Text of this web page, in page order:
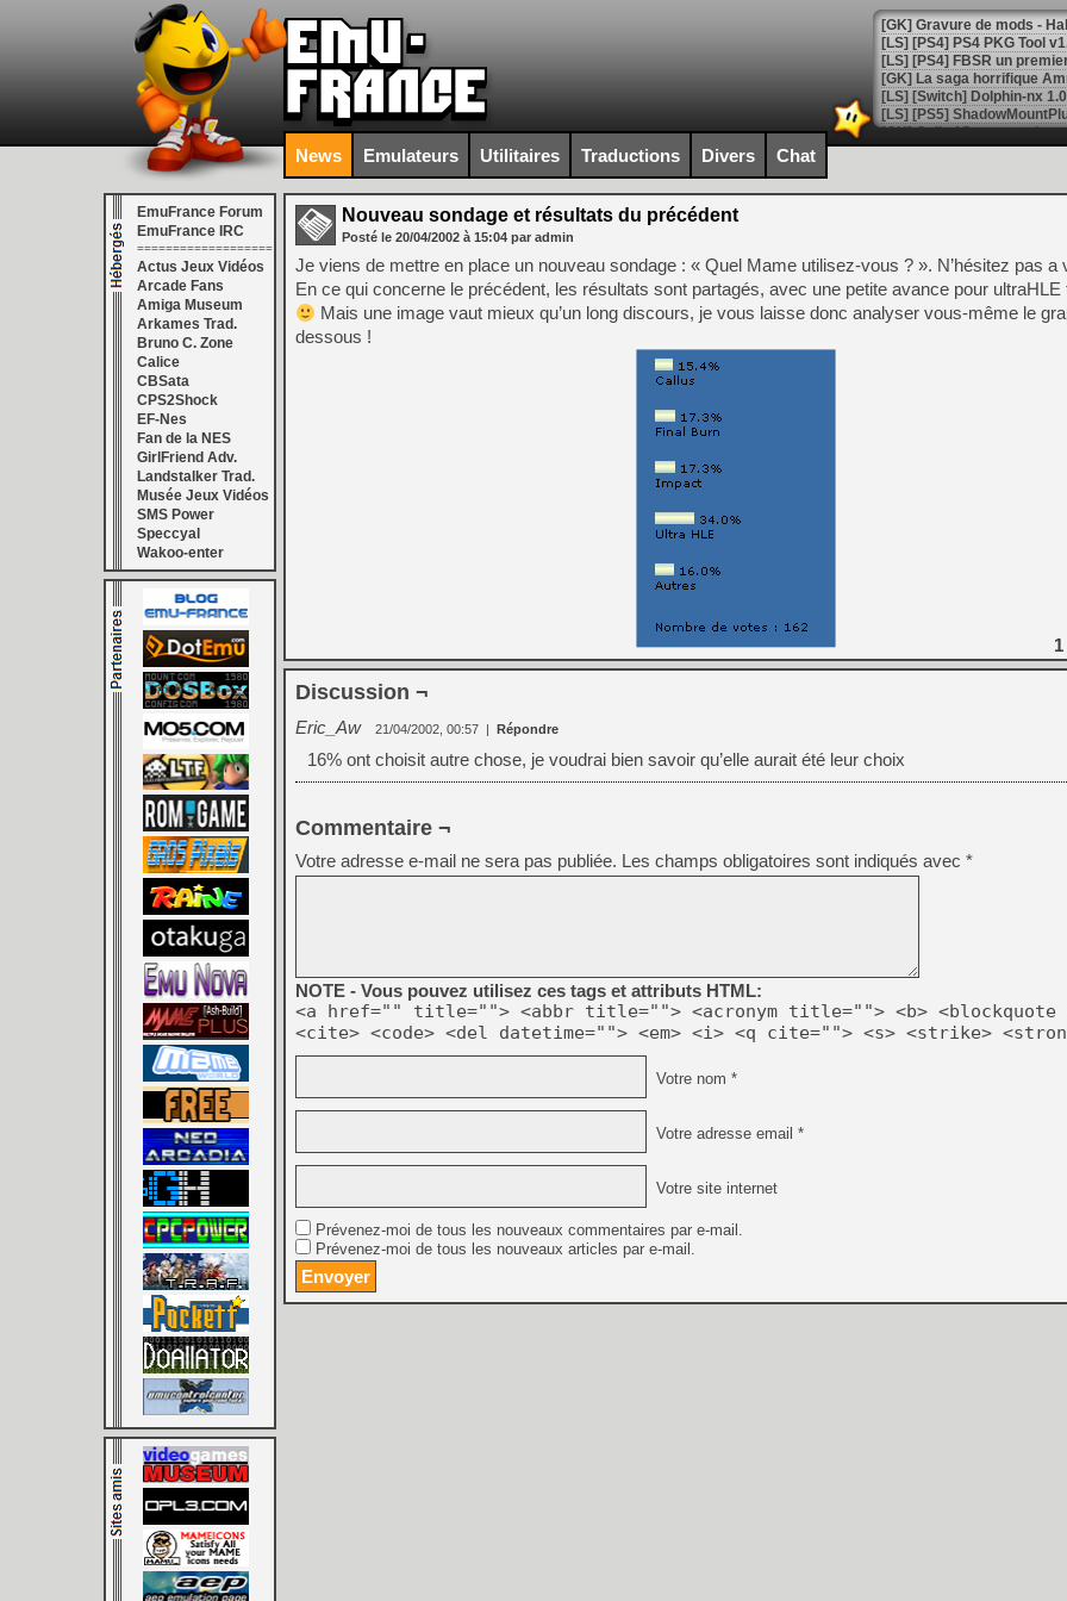
[GK] La saga horrifique
[GK] Le portage de Super
[Mo5] Le jeu de course
[GK] Guillermo del Toro
[GK] Mistfall Hunter : déjà
[GK] Wo Long 2 évolue
[GK] Crossfire : un TPS à
[LS] [PS5] Premiers
[Mo5] DOOM arrive en
[GK] Bethesda fête les 30
[GK] Roblox : l'action en
[GK] Agenda - GeForce
[LS] [PS5] ps5-y2jb-
[GK] Pourquoi Marvel
[GK] Test : Restory : Chill
[GK] GTA 6 : Rockstar
[GK] Hot Wheels Infinite
[GK] Mémoire cash -
[GK] Résultats Nintendo :
[GK] Déjà des
[Mo5] Brickboy cherche à
[GK] Minecraft et ses «
[GK] Beast of
News Emulateurs Utilitaires Traductions Divers Chat
EmuFrance Forum
EmuFrance IRC
===================
Actus Jeux Vidéos
Arcade Fans
Amiga Museum
Arkames Trad.
Bruno C. Zone
Calice
CBSata
CPS2Shock
EF-Nes
Fan de la NES
GirlFriend Adv.
Landstalker Trad.
Musée Jeux Vidéos
SMS Power
Speccyal
Wakoo-enter
Nouveau sondage et résultats du précédent
Posté le 20/04/2002 à 15:04 par admin
Je viens de mettre en place un nouveau sondage : « Quel Mame utilisez-vous ? ». N’hésitez pas a
En ce qui concerne le précédent, les résultats sont partagés, avec une petite avance pour
Mais une image vaut mieux qu’un long discours, je vous laisse donc analyser vous-même le
dessous !
1
Discussion ¬
Eric_Aw 21/04/2002, 00:57 | Répondre
16% ont choisit autre chose, je voudrai bien savoir qu’elle aurait été leur choix
Commentaire ¬
Votre adresse e-mail ne sera pas publiée. Les champs obligatoires sont indiqués avec *
NOTE - Vous pouvez utilisez ces tags et attributs HTML:
<a href="" title=""> <abbr title=""> <acronym title=""> <b> <blockquote
<cite> <code> <del datetime=""> <em> <i> <q cite=""> <s> <strike>
Votre nom *
Votre adresse email *
Votre site internet
Prévenez-moi de tous les nouveaux commentaires par e-mail.
Prévenez-moi de tous les nouveaux articles par e-mail.